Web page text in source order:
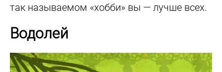
так называемом «хобби» вы — лучше всех.
Водолей